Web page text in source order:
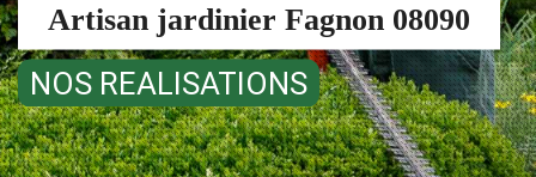
Artisan jardinier Fagnon 08090
NOS REALISATIONS